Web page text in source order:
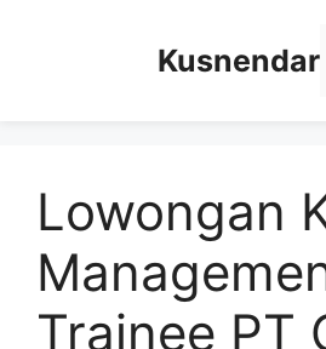
Kusnendar
Lowongan
Trainee PT